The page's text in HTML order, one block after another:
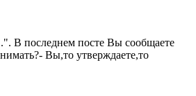
В последнем посте Вы сообщаете
Вы,то утверждаете,то